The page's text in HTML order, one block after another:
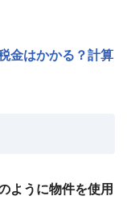
金はかかる？計算
ように物件を使用